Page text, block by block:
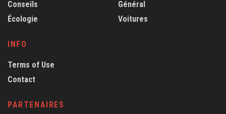
Conseils
Écologie
Général
Voitures
INFO
Terms of Use
Contact
PARTENAIRES